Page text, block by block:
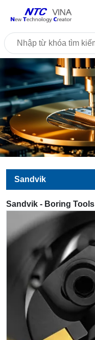
Sandvik
Sandvik - Boring Tools